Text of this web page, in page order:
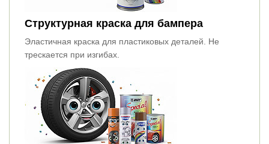
Структурная краска для бампера
Эластичная краска для пластиковых деталей. Не
трескается при изгибах.